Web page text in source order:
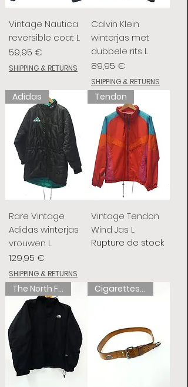
Vintage Nautica
reversible coat L
Prix
59,95 €
SHIPPING & RETURNS
Calvin Klein
winterjas met
dubbele rits L
Prix
89,95 €
SHIPPING & RETURNS
Adidas
Rare Vintage
Adidas winterjas
vrouwen L
Prix
129,95 €
SHIPPING & RETURNS
Tendon
Vintage Tendon
Wind Jas L
Rupture de stock
The North Face Cigarettes de chameau